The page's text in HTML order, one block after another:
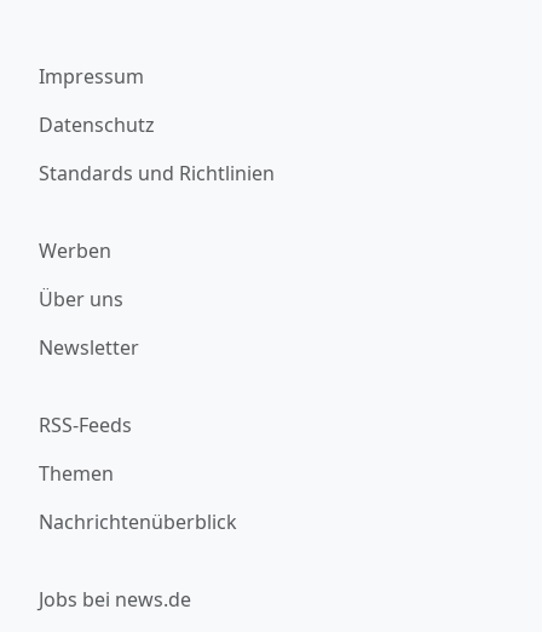
Impressum
Datenschutz
Standards und Richtlinien
Werben
Über uns
Newsletter
RSS-Feeds
Themen
Nachrichtenüberblick
Jobs bei news.de